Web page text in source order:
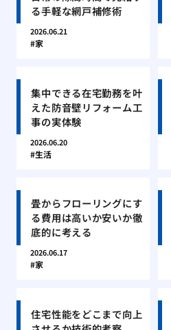
る手軽な網戸補修術
2026.06.21
家
集中できる在宅勤務を叶
えた防音壁リフォーム工
事の実体験
2026.06.20
生活
畳からフローリングにす
る費用は高いか安いか徹
底的に考える
2026.06.17
家
住宅性能をどこまで向上